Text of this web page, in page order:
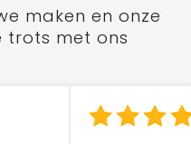
maken en onze
trots met ons